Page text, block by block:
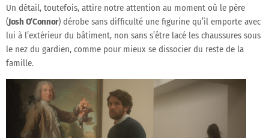
Un détail, toutefois, attire notre attention au moment où le père
(Josh O’Connor) dérobe sans difficulté une figurine qu’il emporte avec
lui à l’extérieur du bâtiment, non sans s’être lacé les chaussures sous
le nez du gardien, comme pour mieux se dissocier du reste de la
famille.